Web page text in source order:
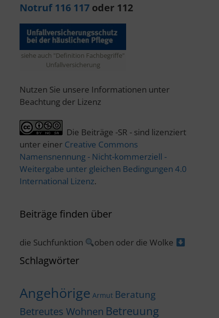
Notruf 116 117 oder 112
siehe auch "Definition Fachbegriffe"
Unfallversicherung
Nutzen Sie unsere Informationen unter
Beachtung der Lizenz
Die Beiträge -SR - sind lizenziert
unter einer Creative Commons
Namensnennung - Nicht-kommerziell -
Weitergabe unter gleichen Bedingungen 4.0
International Lizenz.
Beiträge finden über
die Suchfunktion oben oder die Wolke
Schlagwörter
Angehörige Armut Beratung
Betreutes Wohnen Betreuung